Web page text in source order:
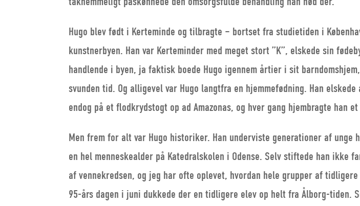
Hugo blev født i Kerteminde og tilbragte – bortset fra studietiden i
kunstnerbyen. Han var Kerteminder med meget stort ”K”, elskede sin
handlende i byen, ja faktisk boede Hugo igennem årtier i sit
svunden tid. Og alligevel var Hugo langtfra en hjemmefødning. Han
endog på et flodkrydstogt op ad Amazonas, og hver gang hjembragte han
Men frem for alt var Hugo historiker. Han underviste generationer af unge
en hel menneskealder på Katedralskolen i Odense. Selv stiftede han
af vennekredsen, og jeg har ofte oplevet, hvordan hele grupper af
95-års dagen i juni dukkede der en tidligere elev op helt fra Ålborg-tiden.